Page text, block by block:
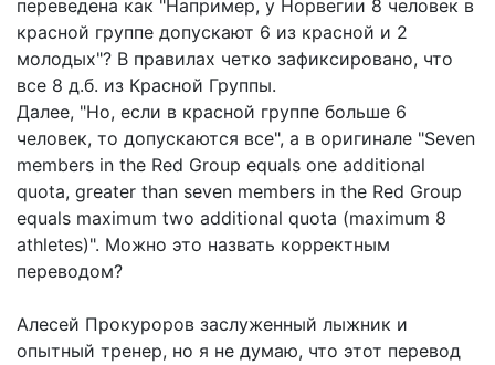
переведена как "Например, у Норвегии 8 человек в
красной группе допускают 6 из красной и 2
молодых"? В правилах четко зафиксировано, что
все 8 д.б. из Красной Группы.
Далее, "Но, если в красной группе больше 6
человек, то допускаются все", а в оригинале "Seven
members in the Red Group equals one additional
quota, greater than seven members in the Red Group
equals maximum two additional quota (maximum 8
athletes)". Можно это назвать корректным
переводом?
Алесей Прокуроров заслуженный лыжник и
опытный тренер, но я не думаю, что этот перевод